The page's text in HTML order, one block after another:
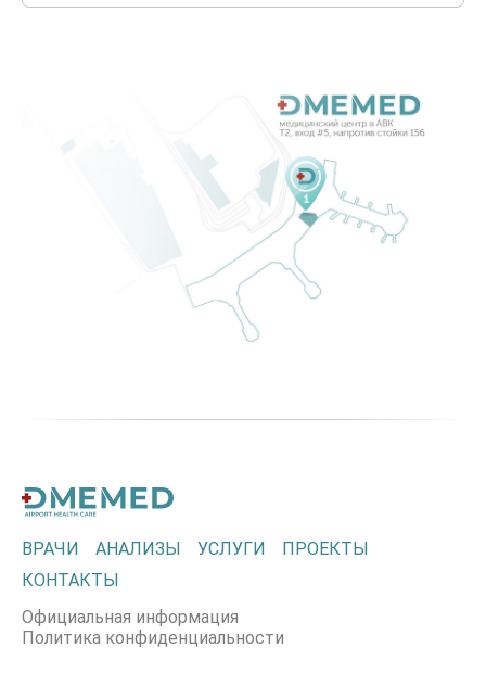
ВРАЧИ АНАЛИЗЫ УСЛУГИ
ПРОЕКТЫ
КОНТАКТЫ
Официальная информация
Политика конфиденциальности